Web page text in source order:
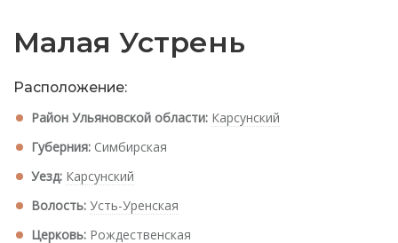
Малая Устрень
Расположение:
Район Ульяновской области: Карсунский
Губерния: Симбирская
Уезд: Карсунский
Волость: Усть-Уренская
Церковь: Рождественская